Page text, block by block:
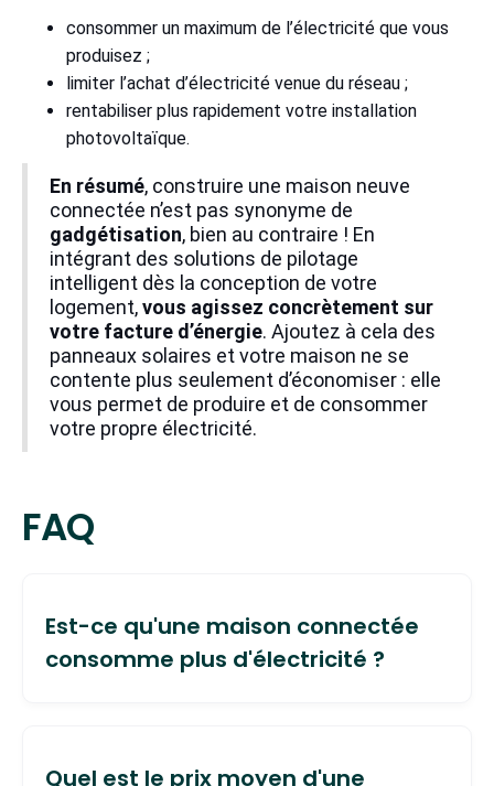
consommer un maximum de l’électricité que vous
produisez ;
limiter l’achat d’électricité venue du réseau ;
rentabiliser plus rapidement votre installation
photovoltaïque.
En résumé, construire une maison neuve
connectée n’est pas synonyme de
gadgétisation, bien au contraire ! En
intégrant des solutions de pilotage
intelligent dès la conception de votre
logement,vous agissez concrètement sur
votre facture d’énergie. Ajoutez à cela des
panneaux solaires et votre maison ne se
contente plus seulement d’économiser : elle
vous permet de produire et de consommer
votre propre électricité.
FAQ
Est-ce qu'une maison connectée
consomme plus d'électricité ?
domotiques qui composent une maison
Quel est le prix moyen d'une